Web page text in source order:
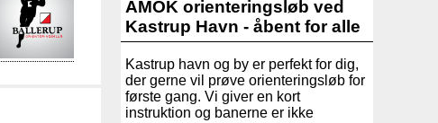
AMOK orienteringsløb ved
Kastrup Havn - åbent for alle
Kastrup havn og by er perfekt for dig,
der gerne vil prøve orienteringsløb for
første gang. Vi giver en kort
instruktion og banerne er ikke